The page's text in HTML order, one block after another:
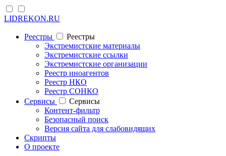
LIDREKON.RU
Реестры
Реестры
Экстремистские материалы
Экстремистские ссылки
Экстремистские организации
Реестр иноагентов
Реестр НКО
Реестр СОНКО
Cервисы
Cервисы
Контент-фильтр
Безопасный поиск
Версия сайта для слабовидящих
Скрипты
О проекте